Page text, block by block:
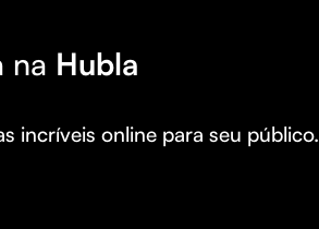
na Hubla
incríveis online para seu público.